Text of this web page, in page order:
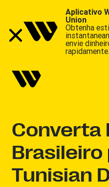
Aplicativo
Union
Obtenha
envie
rapidamente.
Converta
Brasileiro
Tunisian